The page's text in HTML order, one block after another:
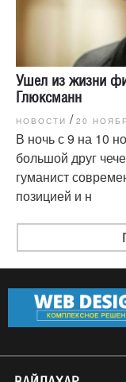
Ушел из жизни
Глюксманн
НОВОСТИ / 20
В ночь с 9 на 10
большой друг
гуманист
позицией и н